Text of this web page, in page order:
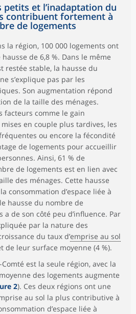
petits et l’inadaptation du
contribuent fortement à
de logements
la région, 100 000 logements ont
de 6,8 %. Dans le même
restée stable, la hausse du
s’explique pas par les
Son augmentation répond
de la taille des ménages.
facteurs comme le gain
mises en couple plus tardives, les
ou encore la fécondité
de logements pour accueillir
Ainsi, 61 % de
de logements est en lien avec
des ménages. Cette hausse
consommation d’espace liée à
hausse du nombre de
a de son côté peu d’influence. Par
par la nature des
du taux d’emprise au sol
de leur surface moyenne (4 %).
est la seule région, avec la
des logements augmente
2). Ces deux régions ont une
au sol la plus contributive à
d’espace liée à